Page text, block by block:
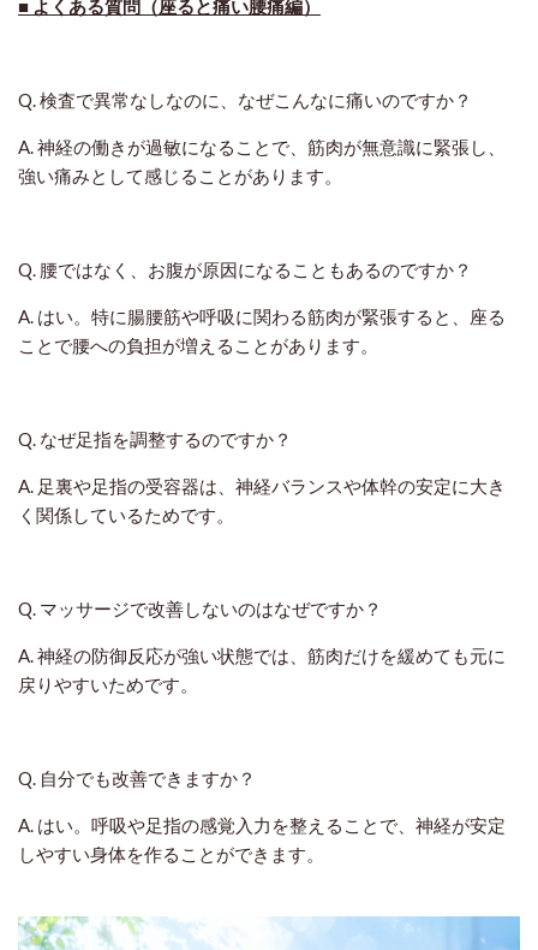
■ よくある質問（座ると痛い腰痛編）
Q. 検査で異常なしなのに、なぜこんなに痛いのですか？
A. 神経の働きが過敏になることで、筋肉が無意識に緊張し、
強い痛みとして感じることがあります。
Q. 腰ではなく、お腹が原因になることもあるのですか？
A. はい。特に腸腰筋や呼吸に関わる筋肉が緊張すると、座る
ことで腰への負担が増えることがあります。
Q. なぜ足指を調整するのですか？
A. 足裏や足指の受容器は、神経バランスや体幹の安定に大き
く関係しているためです。
Q. マッサージで改善しないのはなぜですか？
A. 神経の防御反応が強い状態では、筋肉だけを緩めても元に
戻りやすいためです。
Q. 自分でも改善できますか？
A. はい。呼吸や足指の感覚入力を整えることで、神経が安定
しやすい身体を作ることができます。